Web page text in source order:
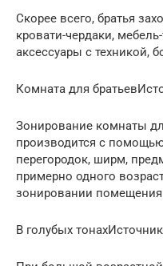
Скорее всего, братья
кровати-чердаки,
аксессуары с техникой,
Комната для
Зонирование комнаты
производится с
перегородок, ширм,
примерно одного
зонировании помещения
В голубых